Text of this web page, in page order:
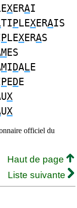
XERAI
TIPLEXERAIS
PLEXERAS
ES
MIDALE
PEDE
X
UX
officiel du
Haut de page
Liste suivante